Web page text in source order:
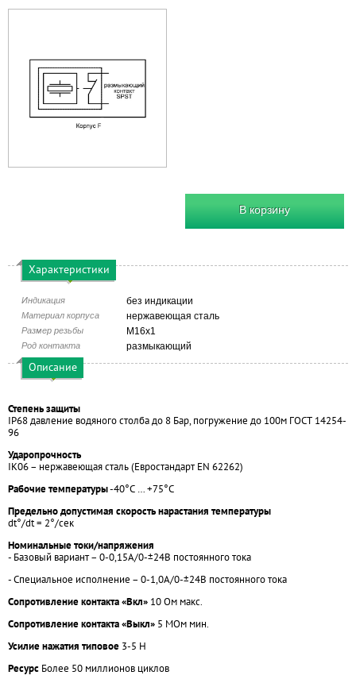
В корзину
Характеристики
Индикация без индикации
Материал корпуса нержавеющая сталь
Размер резьбы М16х1
Род контакта размыкающий
Описание
Степень защиты
IP68 давление водяного столба до 8 Бар, погружение до 100м ГОСТ 14254-
96
Ударопрочность
IK06 – нержавеющая сталь (Евростандарт EN 62262)
Рабочие температуры-40°С … +75°С
Предельно допустимая скорость нарастания температуры
dt°/dt = 2°/сек
Номинальные токи/напряжения
- Базовый вариант – 0-0,15А/0-±24В постоянного тока
- Специальное исполнение – 0-1,0А/0-±24В постоянного тока
Сопротивление контакта «Вкл» 10 Ом макс.
Сопротивление контакта «Выкл» 5 МОм мин.
Усилие нажатия типовое 3-5 Н
Ресурс Более 50 миллионов циклов